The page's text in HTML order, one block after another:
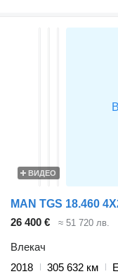
ВИДЕО
MAN TGS 18.460
26 400 €
≈ 51 720 лв.
Влекач
2018
305 632 км